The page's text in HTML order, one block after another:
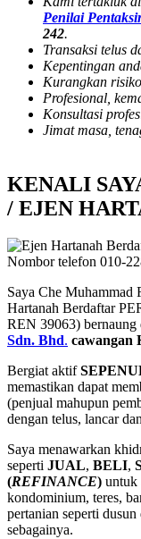
Penilai
242.
Transaksi telus
Kepentingan
Kurangkan
Profesional,
Konsultasi
Jimat masa,
KENALI
/ EJEN
Saya Che Muhammad
Hartanah Berdaftar
REN 39063) bernaung
Sdn. Bhd. cawangan
Bergiat aktif
memastikan dapat
(penjual mahupun
dengan telus, lancar
Saya menawarkan
seperti JUAL, BELI,
(REFINANCE) untuk
kondominium, teres,
pertanian seperti
sebagainya.